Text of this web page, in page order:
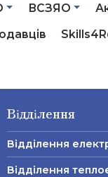
ВСЗЯО
Відділення
Відділення
Відділення